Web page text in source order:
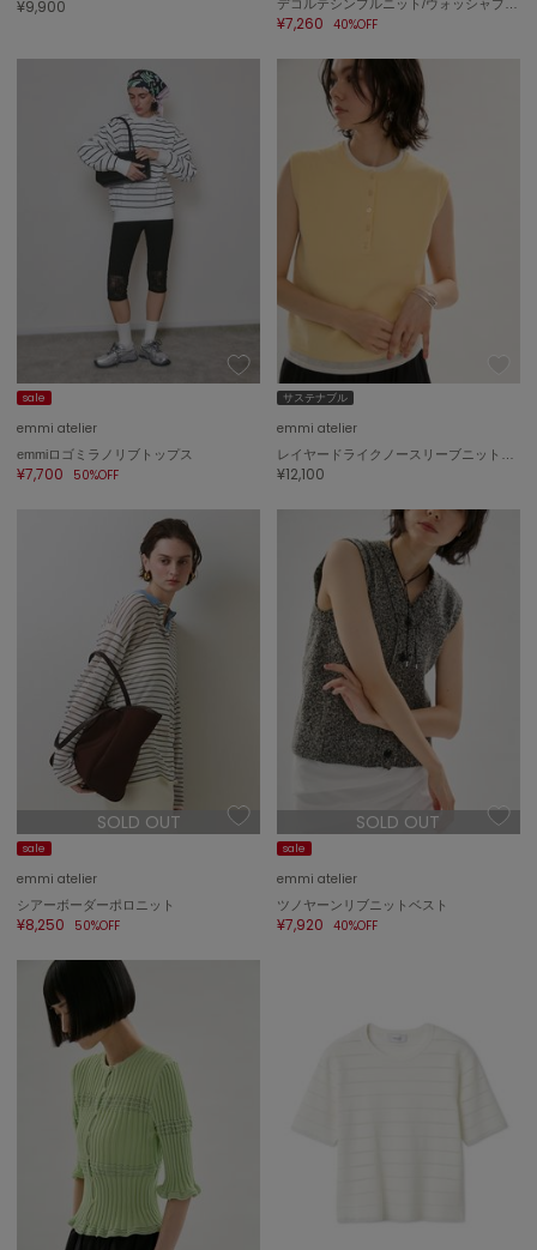
ハンター
HOKA ONEONE
le
le coq sportif
ルコックスポルティフ
LeSportsac
LILY BROWN Lingerie
リリーブラウンランジェリー
LITTLE UNION TOKYO
リトルユニオン トウキョウ
made of Organics
メイドオブオーガニクス
MICHU COQUETTE
ミチュ コケット
MIESROHE
miies miim
ミーエスミーム
Mila Owen
ミラオーウェン
ミュシャ
¥9,900
¥7,260 40%OFF
sale
emmi atelier
emmiロゴミラノリブトップス
¥7,700 50%OFF
サステナブル
emmi atelier
¥12,100
SOLD OUT
sale
emmi atelier
シアーボーダーポロニット
¥8,250 50%OFF
SOLD OUT
sale
emmi atelier
ツノヤーンリブニットベスト
¥7,920 40%OFF